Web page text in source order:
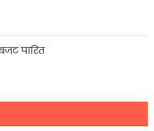
पारित